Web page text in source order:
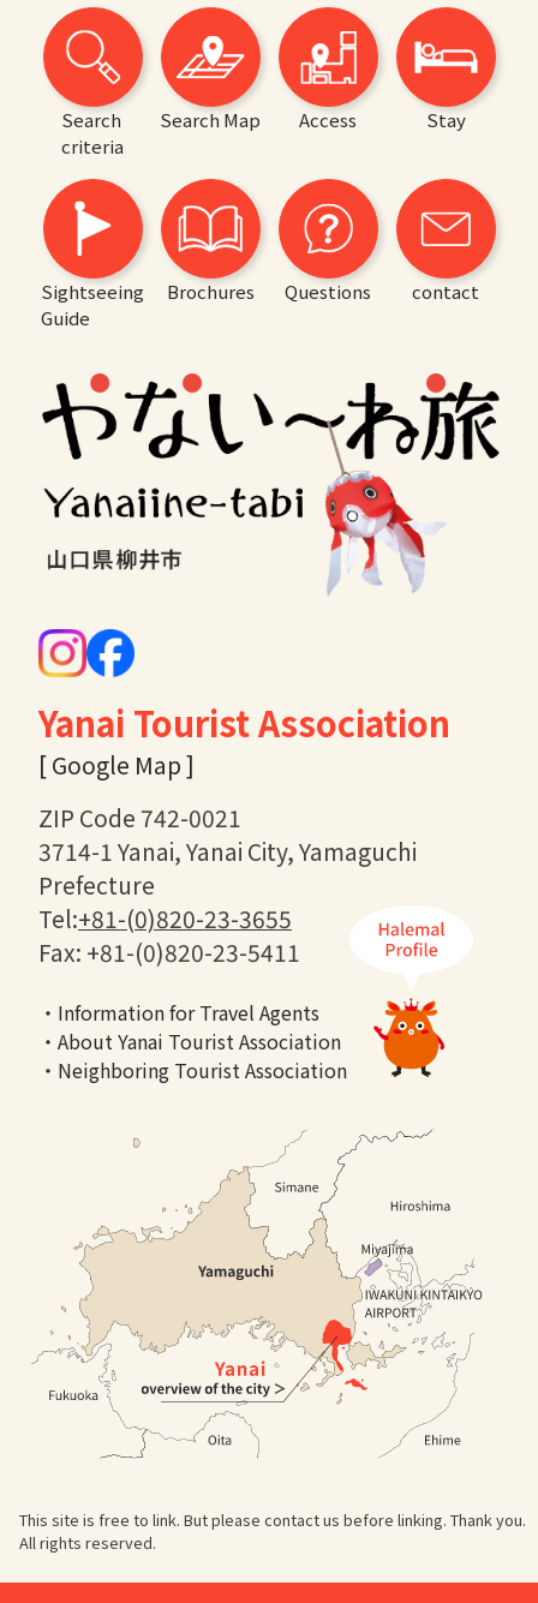
Search
criteria
Search Map Access Stay
Sightseeing
Guide
Brochures Questions contact
Yanai Tourist Association
[ Google Map ]
ZIP Code 742-0021
3714-1 Yanai, Yanai City, Yamaguchi
Prefecture
Tel:+81-(0)820-23-3655
Fax: +81-(0)820-23-5411
・Information for Travel Agents
・About Yanai Tourist Association
・Neighboring Tourist Association
This site is free to link. But please contact us before linking. Thank you.
All rights reserved.